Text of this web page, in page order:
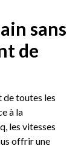
sans
de
toutes les
à la
les vitesses
offrir une